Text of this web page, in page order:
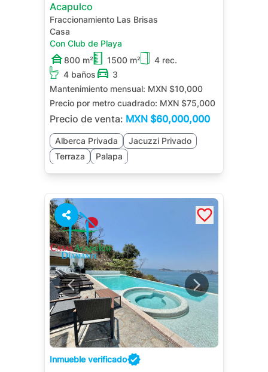
Acapulco
Fraccionamiento Las Brisas
Casa
Con Club de Playa
800 m²
1500 m²
4 rec.
4 baños
3
Mantenimiento mensual: MXN $10,000
Precio por metro cuadrado: MXN $75,000
Precio de venta: MXN $60,000,000
Alberca Privada
Jacuzzi Privado
Terraza
Palapa
1
Inmueble verificado